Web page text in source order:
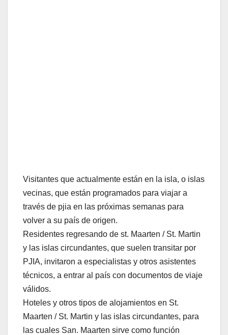
Visitantes que actualmente están en la isla, o islas
vecinas, que están programados para viajar a
través de pjia en las próximas semanas para
volver a su país de origen.
Residentes regresando de st. Maarten / St. Martin
y las islas circundantes, que suelen transitar por
PJIA, invitaron a especialistas y otros asistentes
técnicos, a entrar al país con documentos de viaje
válidos.
Hoteles y otros tipos de alojamientos en St.
Maarten / St. Martin y las islas circundantes, para
las cuales San. Maarten sirve como función